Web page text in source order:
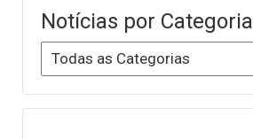
Notícias por Categoria